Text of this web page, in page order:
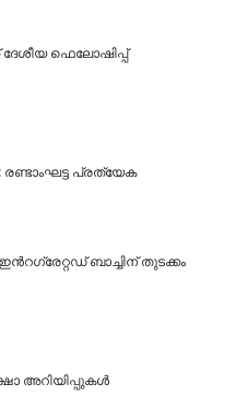
ഫെലോഷിപ്പ്
പ്രത്യേക
ബാച്ചിന് തുടക്കം
അറിയിപ്പുകൾ